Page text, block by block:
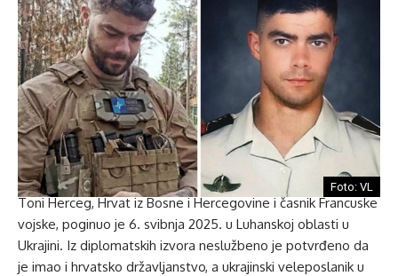
Foto: VL
Toni Herceg, Hrvat iz Bosne i Hercegovine i časnik Francuske
vojske, poginuo je 6. svibnja 2025. u Luhanskoj oblasti u
Ukrajini. Iz diplomatskih izvora neslužbeno je potvrđeno da
je imao i hrvatsko državljanstvo, a ukrajinski veleposlanik u